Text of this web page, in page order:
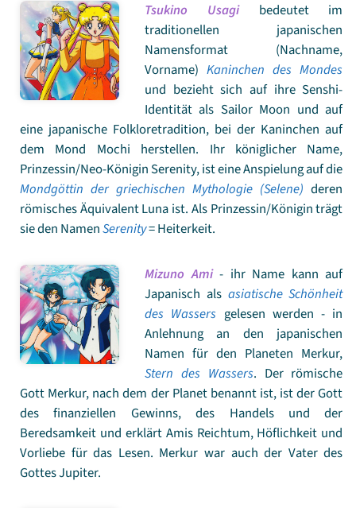
Tsukino Usagibedeutet im
traditionellen japanischen
Namensformat (Nachname,
Vorname)Kaninchen des Mondes
und bezieht sich auf ihre Senshi-
Identität als Sailor Moon und auf
eine japanische Folkloretradition, bei der Kaninchen auf
dem Mond Mochi herstellen. Ihr königlicher Name,
Prinzessin/Neo-Königin Serenity, ist eine Anspielung auf die
Mondgöttin der griechischen Mythologie (Selene) deren
römisches Äquivalent Luna ist. Als Prinzessin/Königin trägt
sie den NamenSerenity= Heiterkeit.
Mizuno Ami- ihr Name kann auf
Japanisch als asiatische Schönheit
des Wassers gelesen werden - in
Anlehnung an den japanischen
Namen für den Planeten Merkur,
Stern des Wassers. Der römische
Gott Merkur, nach dem der Planet benannt ist, ist der Gott
des finanziellen Gewinns, des Handels und der
Beredsamkeit und erklärt Amis Reichtum, Höflichkeit und
Vorliebe für das Lesen. Merkur war auch der Vater des
Gottes Jupiter.